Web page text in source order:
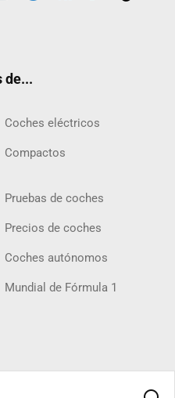
de...
Coches eléctricos
Compactos
Pruebas de coches
Precios de coches
Coches autónomos
Mundial de Fórmula 1